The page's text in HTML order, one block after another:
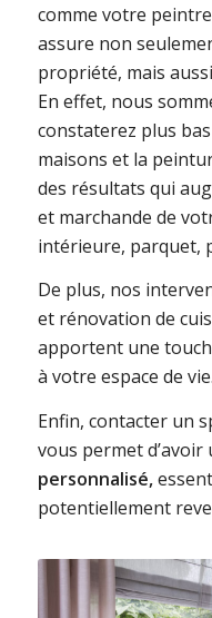
comme votre
assure non
propriété, mais
En effet, nous
constaterez plus
maisons et la
des résultats qui
et marchande de
intérieure, parquet,
De plus, nos
et rénovation de
apportent une
à votre espace de vie.
Enfin, contacter un
vous permet d’avoir
personnalisé,
potentiellement